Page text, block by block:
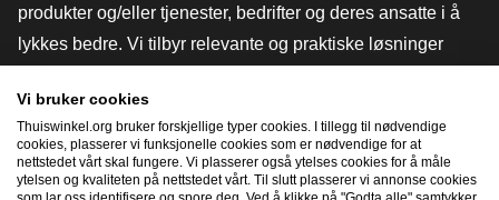
produkter og/eller tjenester, bedrifter og deres ansatte i å
lykkes bedre. Vi tilbyr relevante og praktiske løsninger
verktøy og råd, advokatvirksomhet, markedsundersøkelser,
og har vår egen utdanningsplattform, Thuiswinkel e-
Academy.
Vi bruker cookies
Thuiswinkel.org bruker forskjellige typer cookies. I tillegg til nødvendige
cookies, plasserer vi funksjonelle cookies som er nødvendige for at
nettstedet vårt skal fungere. Vi plasserer også ytelses cookies for å måle
ytelsen og kvaliteten på nettstedet vårt. Til slutt plasserer vi annonse cookies